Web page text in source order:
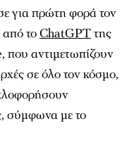
για πρώτη φορά τον
από τοChatGPTτης
που αντιμετωπίζουν
σε όλο τον κόσμο,
σύμφωνα με το